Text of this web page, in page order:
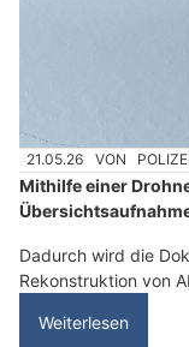
21.05.26 VON
Mithilfe einer
Dadurch wird die
Rekonstruktion von
Weiterlesen